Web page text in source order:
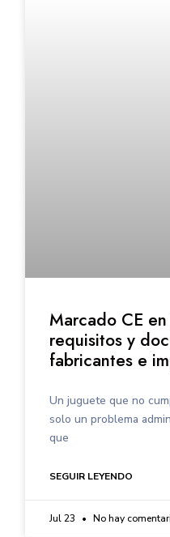
Marcado CE
requisitos y
fabricantes e
Un juguete que no
solo un problema
que
SEGUIR LEYENDO
Jul 23 No hay